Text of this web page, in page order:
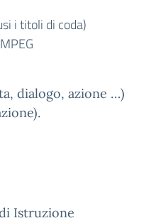
i titoli di coda)
dialogo, azione …)
Istruzione